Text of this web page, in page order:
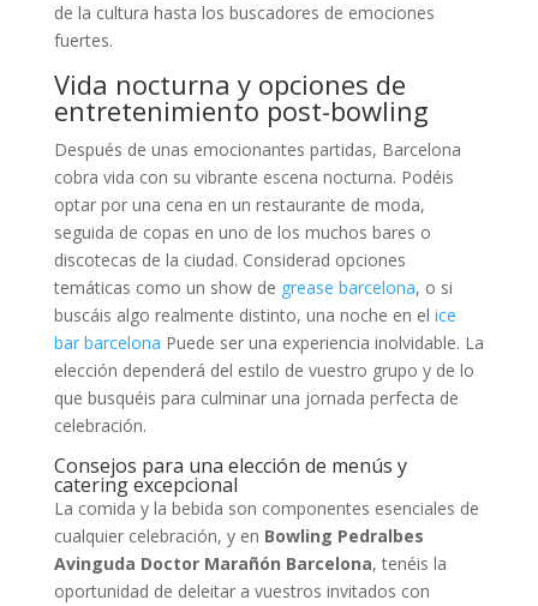
de la cultura hasta los buscadores de emociones
fuertes.
Vida nocturna y opciones de
entretenimiento post-bowling
Después de unas emocionantes partidas, Barcelona
cobra vida con su vibrante escena nocturna. Podéis
optar por una cena en un restaurante de moda,
seguida de copas en uno de los muchos bares o
discotecas de la ciudad. Considerad opciones
temáticas como un show de grease barcelona, o si
buscáis algo realmente distinto, una noche en el ice
bar barcelona Puede ser una experiencia inolvidable. La
elección dependerá del estilo de vuestro grupo y de lo
que busquéis para culminar una jornada perfecta de
celebración.
Consejos para una elección de menús y
catering excepcional
La comida y la bebida son componentes esenciales de
cualquier celebración, y en Bowling Pedralbes
Avinguda Doctor Marañón Barcelona, tenéis la
oportunidad de deleitar a vuestros invitados con